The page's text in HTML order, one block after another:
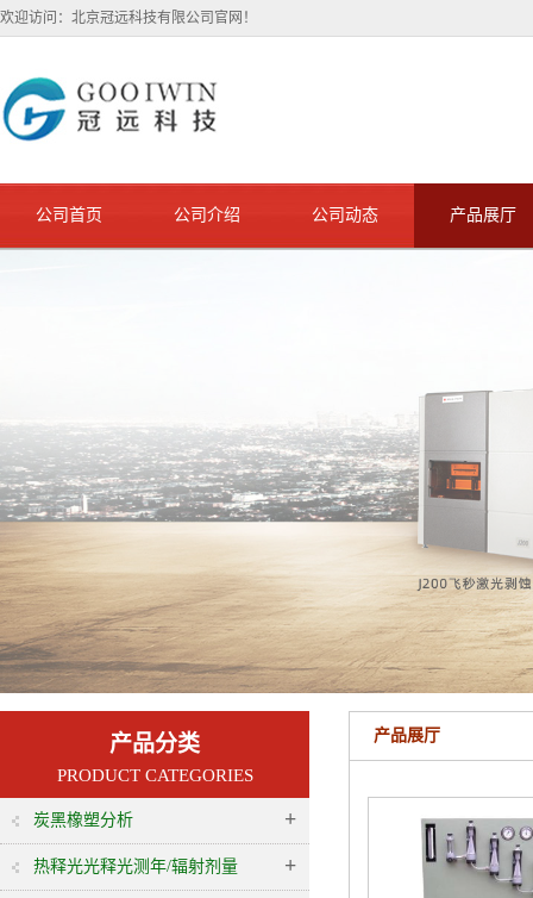
欢迎访问：北京冠远科技有限公司官网！
公司首页 公司介绍 公司动态 产品展厅
产品分类
PRODUCT CATEGORIES
炭黑橡塑分析 +
热释光光释光测年/辐射剂量 +
产品展厅